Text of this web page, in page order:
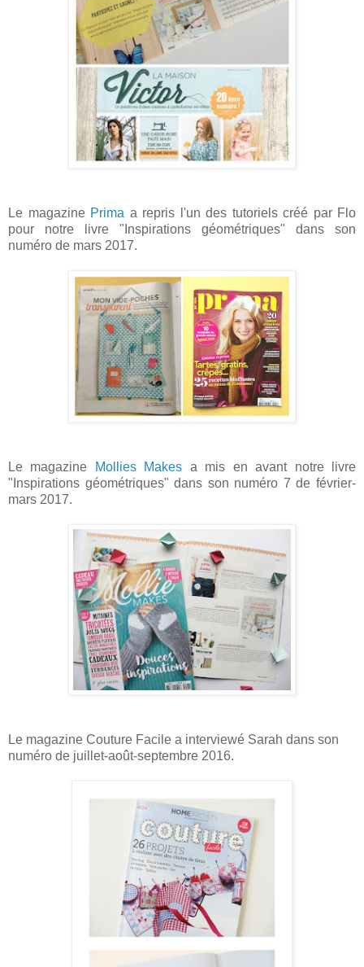
Le magazine Prima a repris l'un des tutoriels créé par Flo
pour notre livre "Inspirations géométriques" dans son
numéro de mars 2017.
Le magazine Mollies Makes a mis en avant notre livre
"Inspirations géométriques" dans son numéro 7 de février-
mars 2017.
Le magazine Couture Facile a interviewé Sarah dans son
numéro de juillet-août-septembre 2016.